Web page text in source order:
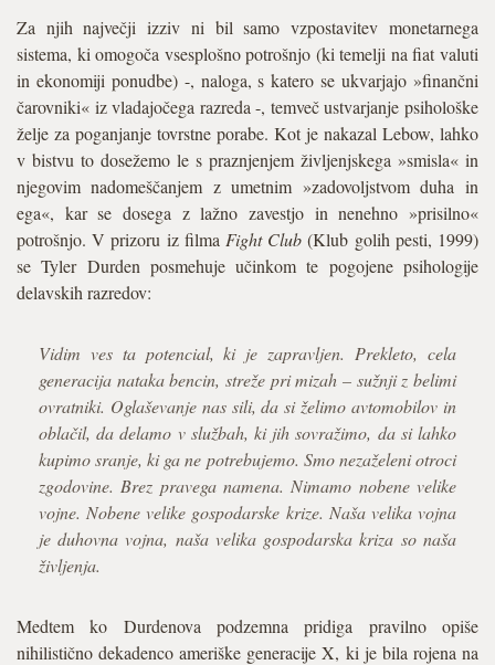
Za njih največji izziv ni bil samo vzpostavitev monetarnega
sistema, ki omogoča vsesplošno potrošnjo (ki temelji na fiat valuti
in ekonomiji ponudbe) -, naloga, s katero se ukvarjajo »finančni
čarovniki« iz vladajočega razreda -, temveč ustvarjanje psihološke
želje za poganjanje tovrstne porabe. Kot je nakazal Lebow, lahko
v bistvu to dosežemo le s praznjenjem življenjskega »smisla« in
njegovim nadomeščanjem z umetnim »zadovoljstvom duha in
ega«, kar se dosega z lažno zavestjo in nenehno »prisilno«
potrošnjo. V prizoru iz filma Fight Club (Klub golih pesti, 1999)
se Tyler Durden posmehuje učinkom te pogojene psihologije
delavskih razredov:
Vidim ves ta potencial, ki je zapravljen. Prekleto, cela
generacija nataka bencin, streže pri mizah – sužnji z belimi
ovratniki. Oglaševanje nas sili, da si želimo avtomobilov in
oblačil, da delamo v službah, ki jih sovražimo, da si lahko
kupimo sranje, ki ga ne potrebujemo. Smo nezaželeni otroci
zgodovine. Brez pravega namena. Nimamo nobene velike
vojne. Nobene velike gospodarske krize. Naša velika vojna
je duhovna vojna, naša velika gospodarska kriza so naša
življenja.
Medtem ko Durdenova podzemna pridiga pravilno opiše
nihilistično dekadenco ameriške generacije X, ki je bila rojena na